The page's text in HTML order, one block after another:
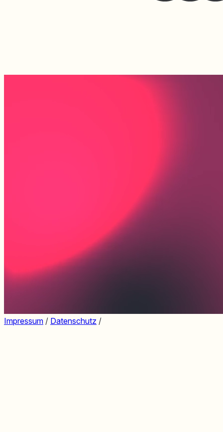
Impressum / Datenschutz /